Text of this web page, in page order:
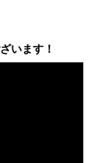
います！